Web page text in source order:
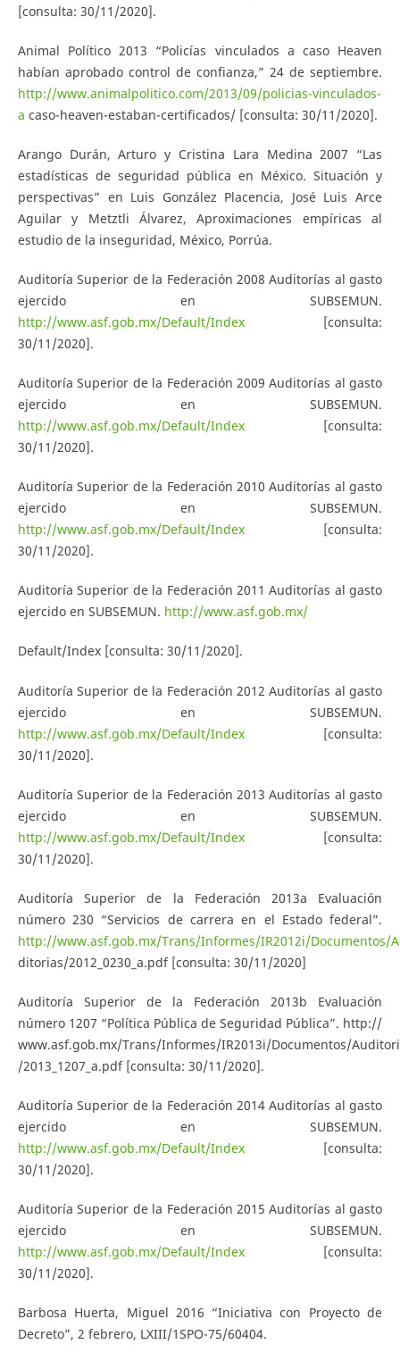
[consulta: 30/11/2020].
Animal Político 2013 “Policías vinculados a caso Heaven
habían aprobado control de confianza,” 24 de septiembre.
http://www.animalpolitico.com/2013/09/policias-vinculados-
a caso-heaven-estaban-certificados/ [consulta: 30/11/2020].
Arango Durán, Arturo y Cristina Lara Medina 2007 “Las
estadísticas de seguridad pública en México. Situación y
perspectivas” en Luis González Placencia, José Luis Arce
Aguilar y Metztli Álvarez, Aproximaciones empíricas al
estudio de la inseguridad, México, Porrúa.
Auditoría Superior de la Federación 2008 Auditorías al gasto
ejercido en SUBSEMUN.
http://www.asf.gob.mx/Default/Index[consulta:
30/11/2020].
Auditoría Superior de la Federación 2009 Auditorías al gasto
ejercido en SUBSEMUN.
http://www.asf.gob.mx/Default/Index[consulta:
30/11/2020].
Auditoría Superior de la Federación 2010 Auditorías al gasto
ejercido en SUBSEMUN.
http://www.asf.gob.mx/Default/Index[consulta:
30/11/2020].
Auditoría Superior de la Federación 2011 Auditorías al gasto
ejercido en SUBSEMUN. http://www.asf.gob.mx/
Default/Index [consulta: 30/11/2020].
Auditoría Superior de la Federación 2012 Auditorías al gasto
ejercido en SUBSEMUN.
http://www.asf.gob.mx/Default/Index[consulta:
30/11/2020].
Auditoría Superior de la Federación 2013 Auditorías al gasto
ejercido en SUBSEMUN.
http://www.asf.gob.mx/Default/Index[consulta:
30/11/2020].
Auditoría Superior de la Federación 2013a Evaluación
número 230 “Servicios de carrera en el Estado federal”.
http://www.asf.gob.mx/Trans/Informes/IR2012i/Documentos/A
ditorias/2012_0230_a.pdf [consulta: 30/11/2020]
Auditoría Superior de la Federación 2013b Evaluación
número 1207 “Política Pública de Seguridad Pública”. http://
www.asf.gob.mx/Trans/Informes/IR2013i/Documentos/
/2013_1207_a.pdf [consulta: 30/11/2020].
Auditoría Superior de la Federación 2014 Auditorías al gasto
ejercido en SUBSEMUN.
http://www.asf.gob.mx/Default/Index[consulta:
30/11/2020].
Auditoría Superior de la Federación 2015 Auditorías al gasto
ejercido en SUBSEMUN.
http://www.asf.gob.mx/Default/Index[consulta:
30/11/2020].
Barbosa Huerta, Miguel 2016 “Iniciativa con Proyecto de
Decreto”, 2 febrero, LXIII/1SPO-75/60404.